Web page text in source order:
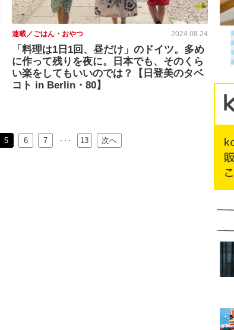
連載／ごはん・おやつ 2024.08.24
「料理は1日1回、昼だけ」のドイツ。多め
に作って残りを夜に。日本でも、そのくら
い楽をしてもいいのでは？【日登美のタベ
コト in Berlin・80】
5 6 7 13 次へ